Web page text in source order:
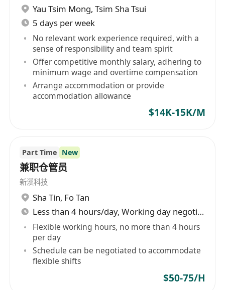
具備基本中文讀寫能力，能理解簡單倉務單據、
標籤及內部指示；懂粵語者優先，能以普通話或
英語作基本溝通為佳；
無需特定學歷或經驗，但須具責任感、體力良
好，能適應倉庫環境（包括站立作業、搬運輕至
中量貨物）；
願意接受在職培訓，學習使用倉儲管理系統
紀錄及違法行為。
福利
提供具市場競爭力之月薪，按月以銀行轉帳方式
支付，薪金結構清晰透明；
享有法定公眾假期、有薪年假及病假，假期安排
符合《僱傭條例》規定；
提供工作期間之膳食津貼或員工用餐安排，部分
Yau Tsim Mong, Tsim Sha Tsui
5 days per week
No relevant work experience required, with a
sense of responsibility and team spirit
Offer competitive monthly salary, adhering to
minimum wage and overtime compensation
Arrange accommodation or provide
accommodation allowance
$14K-15K/M
Part Time New
兼职仓管员
新漢科技
Sha Tin, Fo Tan
Less than 4 hours/day, Working day negotiable
Flexible working hours, no more than 4 hours
per day
Schedule can be negotiated to accommodate
flexible shifts
$50-75/H